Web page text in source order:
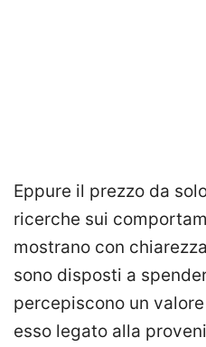
Eppure il prezzo da
ricerche sui
mostrano con
sono disposti a
percepiscono un
esso legato alla